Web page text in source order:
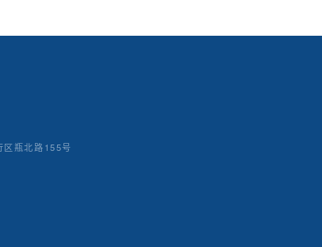
区瓶北路155号